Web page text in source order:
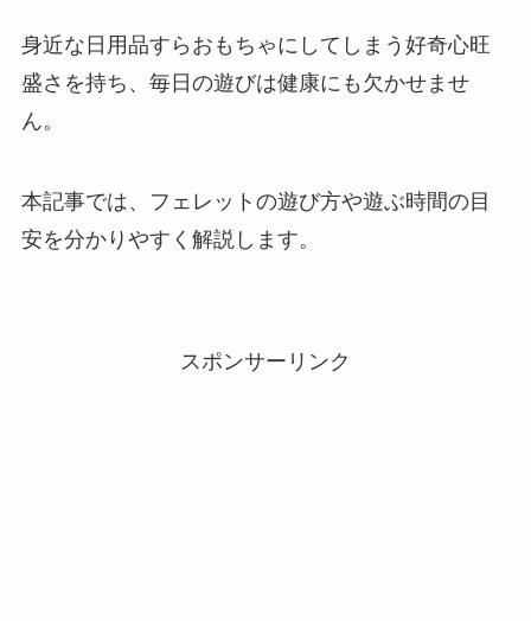
身近な日用品すらおもちゃにしてしまう好奇心旺
盛さを持ち、毎日の遊びは健康にも欠かせませ
ん。
本記事では、フェレットの遊び方や遊ぶ時間の目
安を分かりやすく解説します。
スポンサーリンク